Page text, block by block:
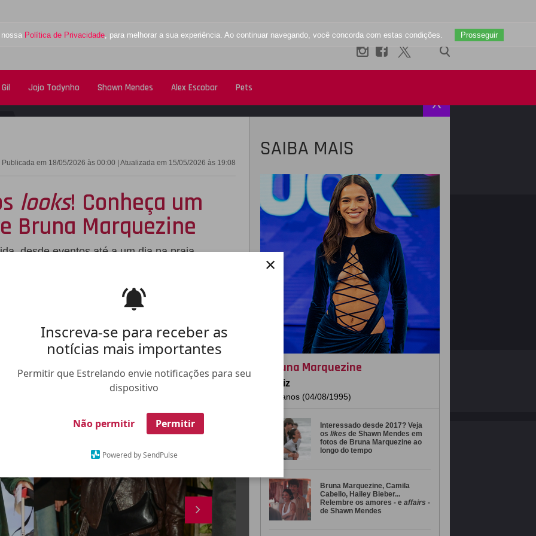
Inscreva-se para receber as
notícias mais importantes
Permitir que Estrelando envie notificações para seu
dispositivo
Não permitir Permitir
Powered by SendPulse
×
Política de Privacidade, para melhorar a sua experiência. Ao continuar navegando, você concorda com estas condições. Prosseguir
Jojo Todynho Shawn Mendes Alex Escobar Pets
X
Publicada em 18/05/2026 às 00:00 | Atualizada em 15/05/2026 às 19:08
looks! Conheça um
Bruna Marquezine
desde eventos até a um dia na praia
X
SAIBA MAIS
Bruna Marquezine
Atriz
31 anos (04/08/1995)
Interessado desde 2017? Veja
os likes de Shawn Mendes em
fotos de Bruna Marquezine ao
longo do tempo
Bruna Marquezine, Camila
Cabello, Hailey Bieber...
Relembre os amores - e affairs -
de Shawn Mendes
TWITTER INSTAGRAM
FALE CONOSCO ANUNCIE NO ESTRELANDO TRABALHE NO ESTRELANDO POLÍTICA DE PRIVACIDADE
Desenvolvido por